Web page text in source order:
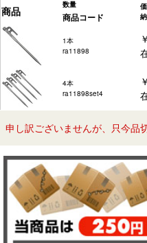
商品
数量
商品コード
1本
ra11898
4本
ra11898set4
申し訳ございませんが、只今品